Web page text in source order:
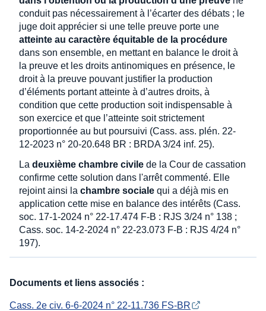
conduit pas nécessairement à l’écarter des débats ; le
juge doit apprécier si une telle preuve porte une
atteinte au caractère équitable de la procédure
dans son ensemble, en mettant en balance le droit à
la preuve et les droits antinomiques en présence, le
droit à la preuve pouvant justifier la production
d’éléments portant atteinte à d’autres droits, à
condition que cette production soit indispensable à
son exercice et que l’atteinte soit strictement
proportionnée au but poursuivi (Cass. ass. plén. 22-
12-2023 n° 20-20.648 BR : BRDA 3/24 inf. 25).
La deuxième chambre civile de la Cour de cassation
confirme cette solution dans l'arrêt commenté. Elle
rejoint ainsi la chambre sociale qui a déjà mis en
application cette mise en balance des intérêts (Cass.
soc. 17-1-2024 n° 22-17.474 F-B : RJS 3/24 n° 138 ;
Cass. soc. 14-2-2024 n° 22-23.073 F-B : RJS 4/24 n°
197).
Documents et liens associés :
Cass. 2e civ. 6-6-2024 n° 22-11.736 FS-BR